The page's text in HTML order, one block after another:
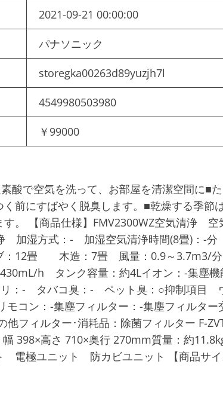
2021-09-21 00:00:00
パナソニック
storegka00263d89yuzjh7l
4549980503980
￥99000
酸で空気を洗って、お部屋を清潔空間に■
前にすばやく脱臭します。■乾燥する季節
す。 【商品仕様】FMV2300WZ空気清浄
加湿方式：- 加湿空気清浄時間(8畳)：-
12畳 木造：7畳 風量：0.9～3.7m3/
h タンク容量：約4Lイオン：-集塵機
- タバコ臭：- ペット臭：○抑制項目
モコン：-集塵フィルター：-集塵フィルタ
フィルター･消耗品：除菌フィルター F-
幅 398×高さ 710×奥行 270mm質量：約
電極ユニット 防カビユニット 【商品サ